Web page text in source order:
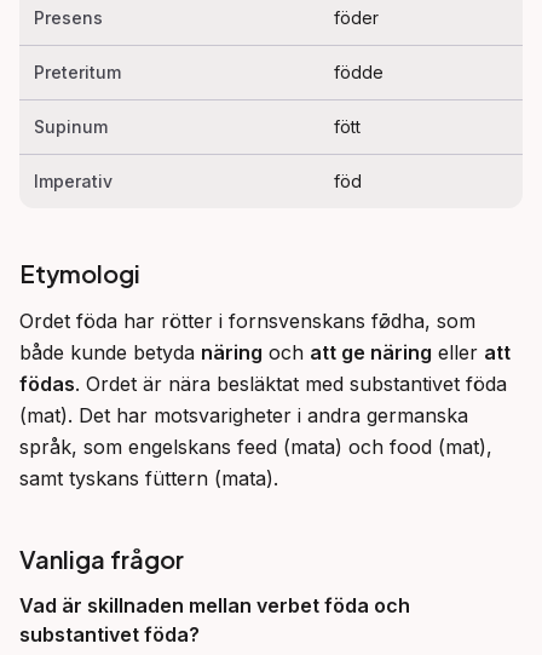
Presens föder
Preteritum födde
Supinum fött
Imperativ föd
Etymologi
Ordet föda har rötter i fornsvenskans fø̄dha, som
både kunde betyda näring och att ge näring eller att
födas. Ordet är nära besläktat med substantivet föda
(mat). Det har motsvarigheter i andra germanska
språk, som engelskans feed (mata) och food (mat),
samt tyskans füttern (mata).
Vanliga frågor
Vad är skillnaden mellan verbet föda och
substantivet föda?